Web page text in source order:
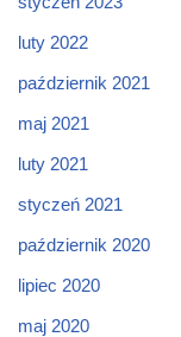
luty 2022
październik 2021
maj 2021
luty 2021
styczeń 2021
październik 2020
lipiec 2020
maj 2020